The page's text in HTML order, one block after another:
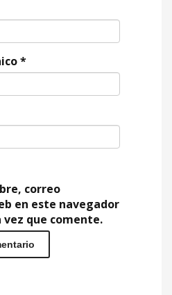
*
correo
en este navegador
que comente.